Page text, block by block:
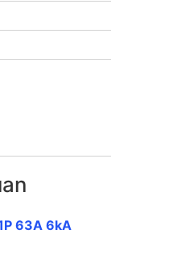
63A 6kA